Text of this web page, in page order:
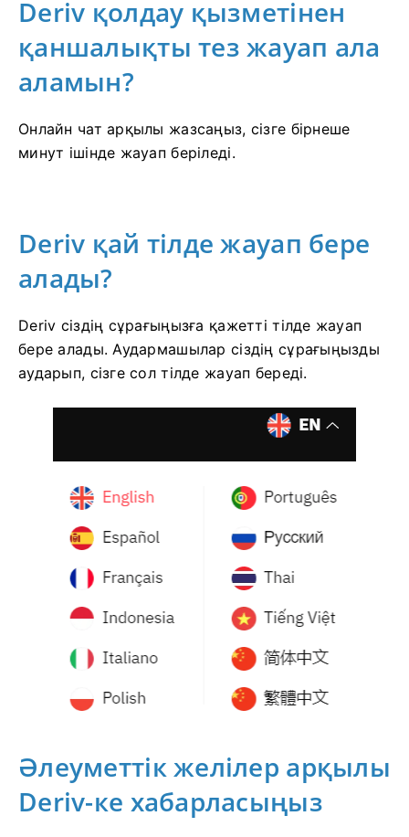
Deriv қолдау қызметінен
қаншалықты тез жауап ала
аламын?
Онлайн чат арқылы жазсаңыз, сізге бірнеше
минут ішінде жауап беріледі.
Deriv қай тілде жауап бере
алады?
Deriv сіздің сұрағыңызға қажетті тілде жауап
бере алады. Аудармашылар сіздің сұрағыңызды
аударып, сізге сол тілде жауап береді.
Әлеуметтік желілер арқылы
Deriv-ке хабарласыңыз